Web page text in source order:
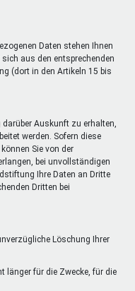
Daten stehen Ihnen
aus den entsprechenden
(dort in den Artikeln 15 bis
Auskunft zu erhalten,
werden. Sofern diese
Sie von der
bei unvollständigen
Ihre Daten an Dritte
Dritten bei
Löschung Ihrer
länger für die Zwecke, für die